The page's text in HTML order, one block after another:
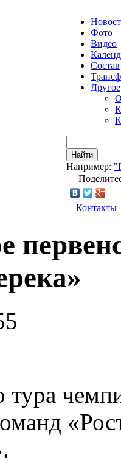
Фото
Видео
Состав
Другое
Найти
Например:
Контакты
тура